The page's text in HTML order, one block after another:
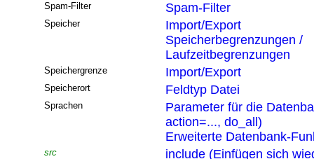
Spam-Filter Spam-Filter
Speicher
Import/Export
Speicherbegrenzungen /
Laufzeitbegrenzungen
Speichergrenze Import/Export
Speicherort Feldtyp Datei
Sprachen
Parameter für die
action=..., do_all)
Erweiterte Datenbank-
src include (Einfügen sich